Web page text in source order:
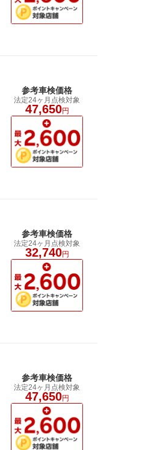
参考車検価格
法定24ヶ月点検対象
47,650円
参考車検価格
法定24ヶ月点検対象
32,740円
参考車検価格
法定24ヶ月点検対象
47,650円